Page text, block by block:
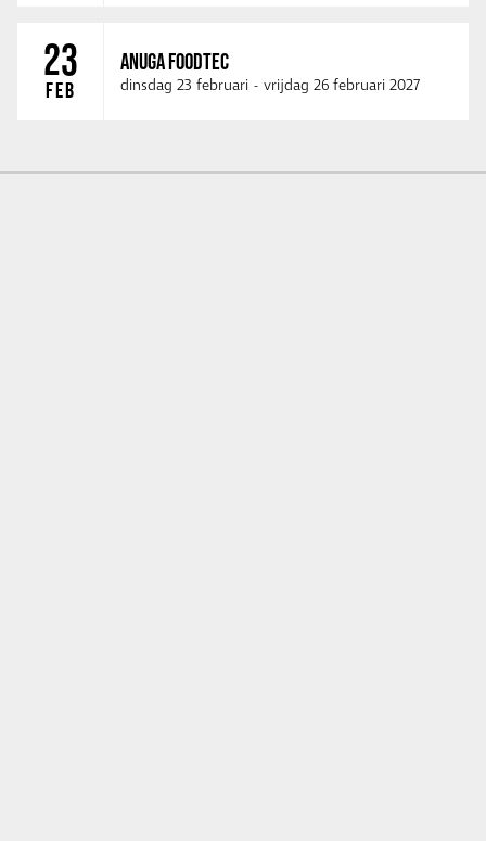
23
FEB
ANUGA FOODTEC
dinsdag 23 februari - vrijdag 26 februari 2027